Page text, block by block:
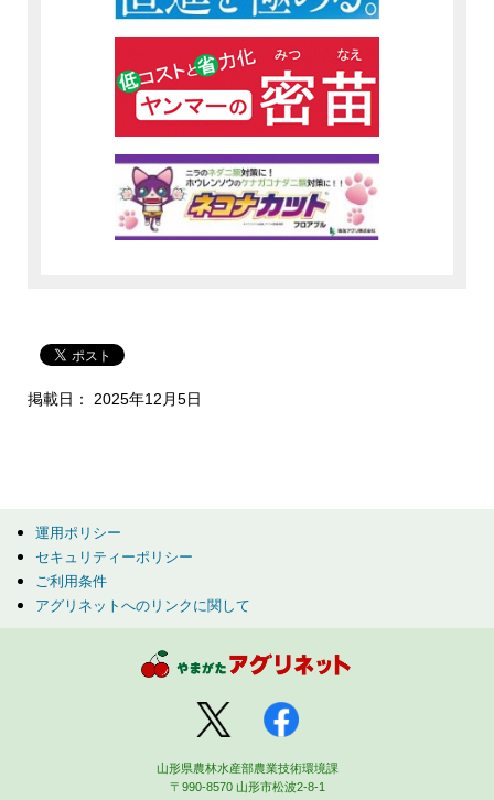
掲載日： 2025年12月5日
運用ポリシー
セキュリティーポリシー
ご利用条件
アグリネットへのリンクに関して
山形県農林水産部農業技術環境課
〒990-8570 山形市松波2-8-1